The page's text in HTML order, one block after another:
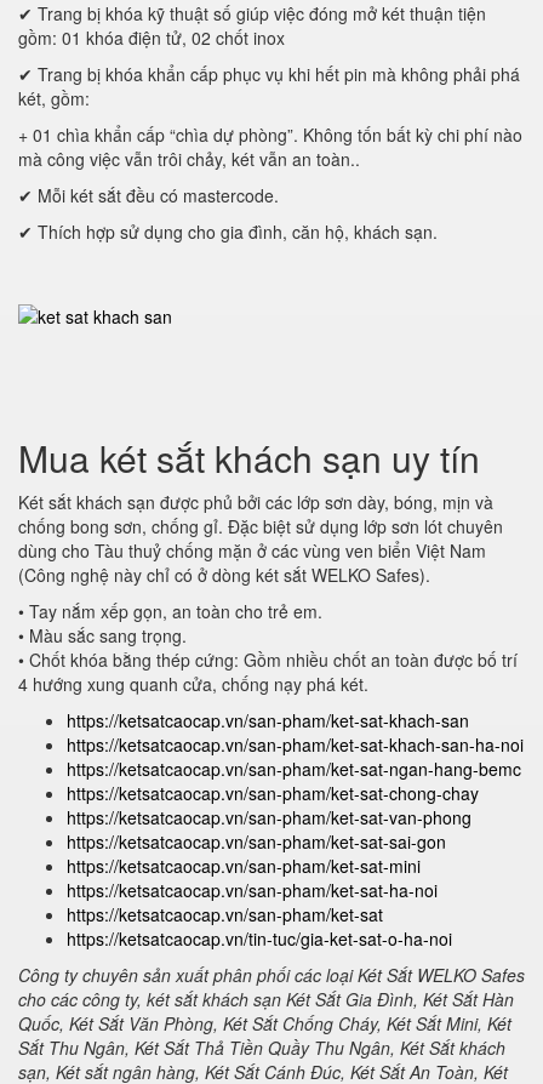
✔ Trang bị khóa kỹ thuật số giúp việc đóng mở két thuận tiện
gồm: 01 khóa điện tử, 02 chốt inox
✔ Trang bị khóa khẩn cấp phục vụ khi hết pin mà không phải phá
két, gồm:
+ 01 chìa khẩn cấp “chìa dự phòng”. Không tốn bất kỳ chi phí nào
mà công việc vẫn trôi chảy, két vẫn an toàn..
✔ Mỗi két sắt đều có mastercode.
✔ Thích hợp sử dụng cho gia đình, căn hộ, khách sạn.
Mua két sắt khách sạn uy tín
Két sắt khách sạn được phủ bởi các lớp sơn dày, bóng, mịn và
chống bong sơn, chống gỉ. Đặc biệt sử dụng lớp sơn lót chuyên
dùng cho Tàu thuỷ chống mặn ở các vùng ven biển Việt Nam
(Công nghệ này chỉ có ở dòng két sắt WELKO Safes).
• Tay nắm xếp gọn, an toàn cho trẻ em.
• Màu sắc sang trọng.
• Chốt khóa bằng thép cứng: Gồm nhiều chốt an toàn được bố trí
4 hướng xung quanh cửa, chống nạy phá két.
https://ketsatcaocap.vn/san-pham/ket-sat-khach-san
https://ketsatcaocap.vn/san-pham/ket-sat-khach-san-ha-noi
https://ketsatcaocap.vn/san-pham/ket-sat-ngan-hang-bemc
https://ketsatcaocap.vn/san-pham/ket-sat-chong-chay
https://ketsatcaocap.vn/san-pham/ket-sat-van-phong
https://ketsatcaocap.vn/san-pham/ket-sat-sai-gon
https://ketsatcaocap.vn/san-pham/ket-sat-mini
https://ketsatcaocap.vn/san-pham/ket-sat-ha-noi
https://ketsatcaocap.vn/san-pham/ket-sat
https://ketsatcaocap.vn/tin-tuc/gia-ket-sat-o-ha-noi
Công ty chuyên sản xuất phân phối các loại Két Sắt WELKO Safes
cho các công ty, két sắt khách sạn Két Sắt Gia Đình, Két Sắt Hàn
Quốc, Két Sắt Văn Phòng, Két Sắt Chống Cháy, Két Sắt Mini, Két
Sắt Thu Ngân, Két Sắt Thả Tiền Quầy Thu Ngân, Két Sắt khách
sạn, Két sắt ngân hàng, Két Sắt Cánh Đúc, Két Sắt An Toàn, Két